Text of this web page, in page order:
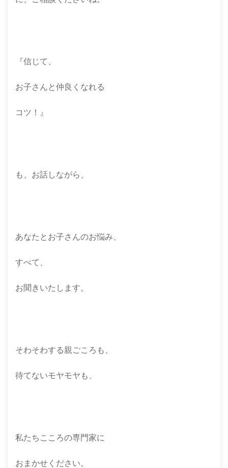
『信じて、
お子さんと仲良くなれる
コツ！』
も、お話しながら、
あなたとお子さんのお悩み、
すべて、
お聞きいたします。
そわそわする親ごころも、
待てないモヤモヤも、
私たちこころの専門家に
おまかせください。